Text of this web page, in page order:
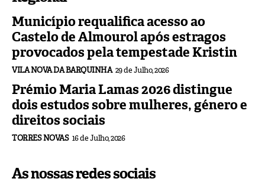
Município requalifica acesso ao
Castelo de Almourol após estragos
provocados pela tempestade Kristin
VILA NOVA DA BARQUINHA 29 de Julho, 2026
Prémio Maria Lamas 2026 distingue
dois estudos sobre mulheres, género e
direitos sociais
TORRES NOVAS 16 de Julho, 2026
As nossas redes sociais